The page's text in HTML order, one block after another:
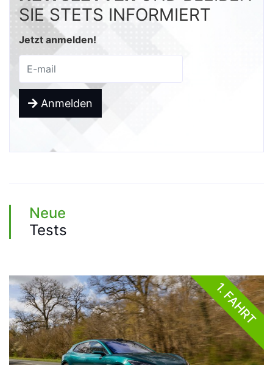
SIE STETS INFORMIERT
Jetzt anmelden!
Anmelden
Neue
Tests
1. FAHRT